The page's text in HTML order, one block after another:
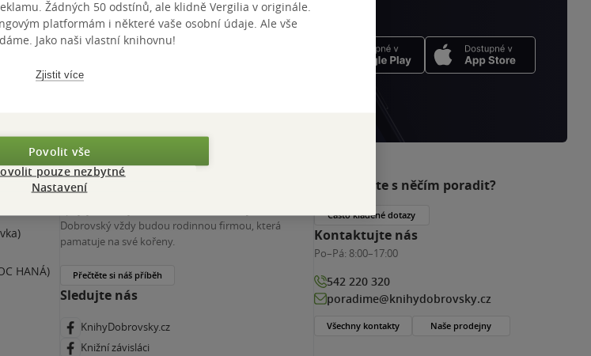
HANÁ)
Více o nás
Dobrovský vždy budou rodinnou firmou, která
pamatuje na své kořeny.
Přečtěte si náš příběh
Sledujte nás
KnihyDobrovsky.cz
Knižní závisláci
Potřebujete s něčím poradit?
Často kladené dotazy
Kontaktujte nás
Po–Pá: 8:00–17:00
542 220 320
poradime@knihydobrovsky.cz
Všechny kontakty Naše prodejny
Žádných 50 odstínů, ale klidně Vergilia v originále.
platformám i některé vaše osobní údaje. Ale vše
Jako naši vlastní knihovnu!
Zjistit více
Povolit vše
pouze nezbytné
Nastavení